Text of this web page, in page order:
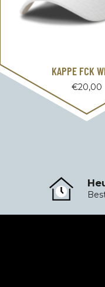
KAPPE FCK
€20,00
Heute